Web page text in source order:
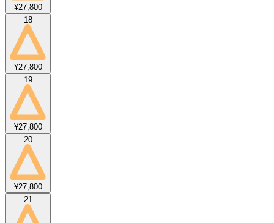
¥27,800
18
¥27,800
19
¥27,800
20
¥27,800
21